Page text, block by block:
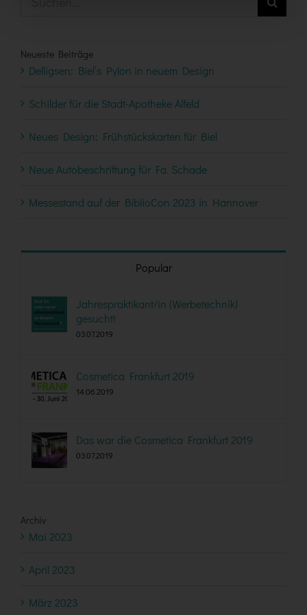
Neueste Beiträge
Delligsen: Biel’s Pylon in neuem Design
Schilder für die Stadt-Apotheke Alfeld
Neues Design: Frühstückskarten für Biel
Neue Autobeschriftung für Fa. Schade
Messestand auf der BiblioCon 2023 in Hannover
Popular
Jahrespraktikant/in (Werbetechnik)
gesucht!
03.07.2019
Cosmetica Frankfurt 2019
14.06.2019
Das war die Cosmetica Frankfurt 2019
03.07.2019
Archiv
Mai 2023
April 2023
März 2023